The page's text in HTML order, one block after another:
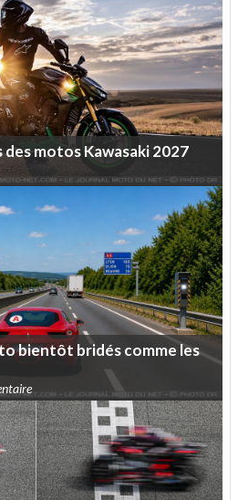
desmotosKawasaki2027
bientôt bridéscommeles